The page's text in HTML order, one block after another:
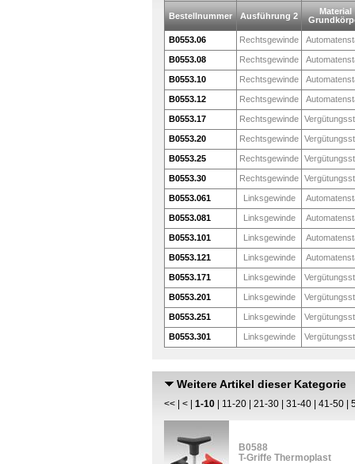
Bestellnummer Ausführung 2
Material
B0553.06 Rechtsgewinde
B0553.08 Rechtsgewinde
B0553.10 Rechtsgewinde
B0553.12 Rechtsgewinde
B0553.17 Rechtsgewinde
B0553.20 Rechtsgewinde
B0553.25 Rechtsgewinde
B0553.30 Rechtsgewinde
B0553.061 Linksgewinde
B0553.081 Linksgewinde
B0553.101 Linksgewinde
B0553.121 Linksgewinde
B0553.171 Linksgewinde
B0553.201 Linksgewinde
B0553.251 Linksgewinde
B0553.301 Linksgewinde
Weitere Artikel dieser Kategorie
<< < 1-10 11-20 21-30 31-40 41-50
B0588
T-Griffe Thermoplast